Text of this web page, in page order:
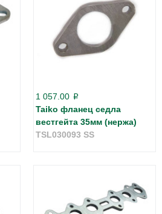
1 057.00 p
Taiko фланец седла
вестгейта 35мм (нержа)
TSL030093 SS